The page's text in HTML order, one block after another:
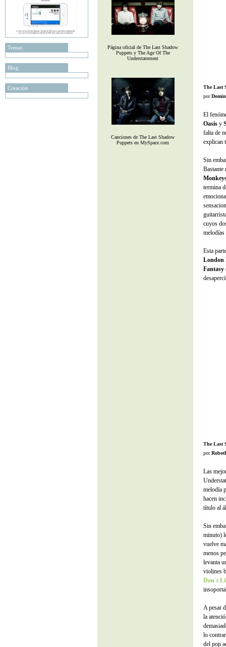
Temas
Blog
Creación
Página oficial de The Last Shadow
Puppets y The Age Of The
Understatement
Canciones de The Last Shadow
Puppets en MySpace.com
The Last
por
El
Oasis y
falta de
explican
Sin
Bastante
termina
cuyos
Esta
London
Fantasy
The Last
por
Las
melodía
hacen
título al
Sin
minuto)
vuelve
menos
levanta
violines
Don´t
A pesar
la
lo
del pop